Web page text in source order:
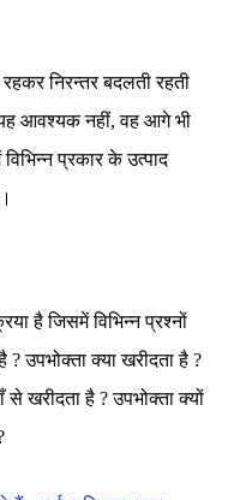
निरन्तर बदलती रहती
आवश्यक नहीं, वह आगे भी
प्रकार के उत्पाद
है जिसमें विभिन्न प्रश्नों
उपभोक्ता क्या खरीदता है ?
खरीदता है ? उपभोक्ता क्यों